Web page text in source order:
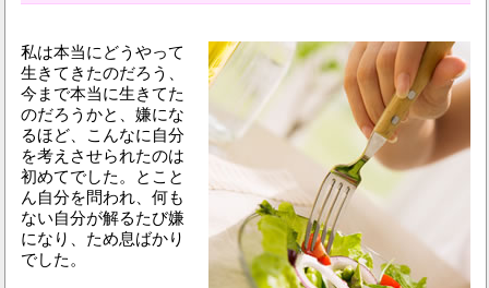
私は本当にどうやって
生きてきたのだろう、
今まで本当に生きてた
のだろうかと、嫌にな
るほど、こんなに自分
を考えさせられたのは
初めてでした。とこと
ん自分を問われ、何も
ない自分が解るたび嫌
になり、ため息ばかり
でした。